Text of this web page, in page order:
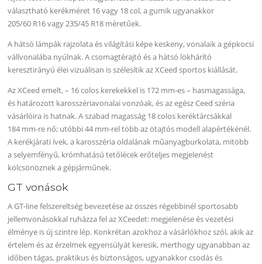
választható kerékméret 16 vagy 18 col, a gumik ugyanakkor
205/60 R16 vagy 235/45 R18 méretűek.
A hátsó lámpák rajzolata és világítási képe keskeny, vonalaik a gépkocsi
vállvonalába nyúlnak. A csomagtérajtó és a hátsó lökhárító
keresztirányú élei vizuálisan is szélesítik az XCeed sportos kiállását.
Az XCeed emelt, – 16 colos kerekekkel is 172 mm-es – hasmagassága,
és határozott karosszériavonalai vonzóak, és az egész Ceed széria
vásárlóira is hatnak. A szabad magasság 18 colos keréktárcsákkal
184 mm-re nő; utóbbi 44 mm-rel több az ötajtós modell alapértékénél.
A kerékjárati ívek, a karosszéria oldalának műanyagburkolata, mitöbb
a selyemfényű, krómhatású tetőlécek erőteljes megjelenést
kölcsönöznek a gépjárműnek.
GT vonások
A GT-line felszereltség bevezetése az összes régebbinél sportosabb
jellemvonásokkal ruházza fel az XCeedet: megjelenése és vezetési
élménye is új szintre lép. Konkrétan azokhoz a vásárlókhoz szól, akik az
értelem és az érzelmek egyensúlyát keresik, merthogy ugyanabban az
időben tágas, praktikus és biztonságos, ugyanakkor csodás és